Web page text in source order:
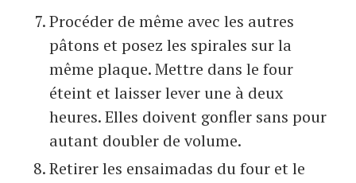
Procéder de même avec les autres
pâtons et posez les spirales sur la
même plaque. Mettre dans le four
éteint et laisser lever une à deux
heures. Elles doivent gonfler sans pour
autant doubler de volume.
Retirer les ensaimadas du four et le